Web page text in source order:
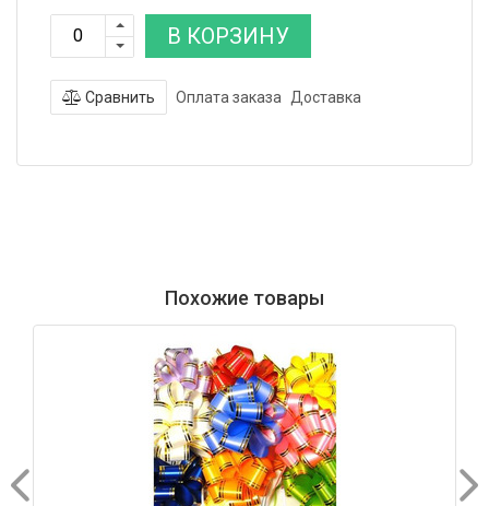
В КОРЗИНУ
Сравнить Оплата заказа Доставка
Похожие товары